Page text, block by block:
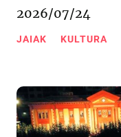
2026/07/24
JAIAK KULTURA